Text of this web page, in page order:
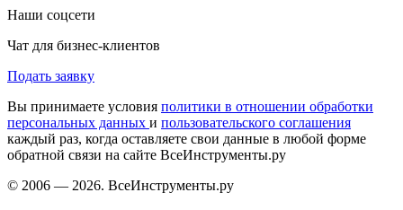
Наши соцсети
Чат для бизнес-клиентов
Подать заявку
Вы принимаете условия политики в отношении обработки
персональных данных и пользовательского соглашения
каждый раз, когда оставляете свои данные в любой форме
обратной связи на сайте ВсеИнструменты.ру
© 2006 — 2026. ВсеИнструменты.ру